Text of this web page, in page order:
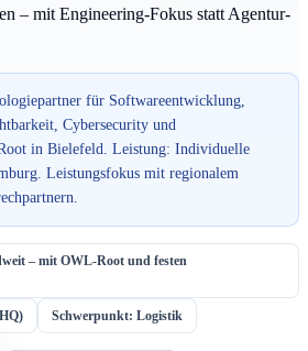
– mit Engineering-Fokus statt Agentur-
für Softwareentwicklung,
Cybersecurity und
in Bielefeld. Leistung: Individuelle
Leistungsfokus mit regionalem
– mit OWL-Root und festen
Schwerpunkt: Logistik